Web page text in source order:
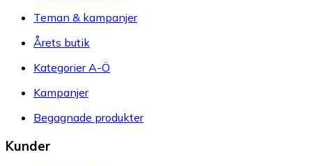
Teman & kampanjer
Årets butik
Kategorier A-Ö
Kampanjer
Begagnade produkter
Kunder